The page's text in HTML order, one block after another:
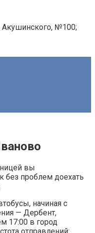
Акушинского, №100;
вы
без проблем доехать
начиная с
— Дербент,
17:00 в город